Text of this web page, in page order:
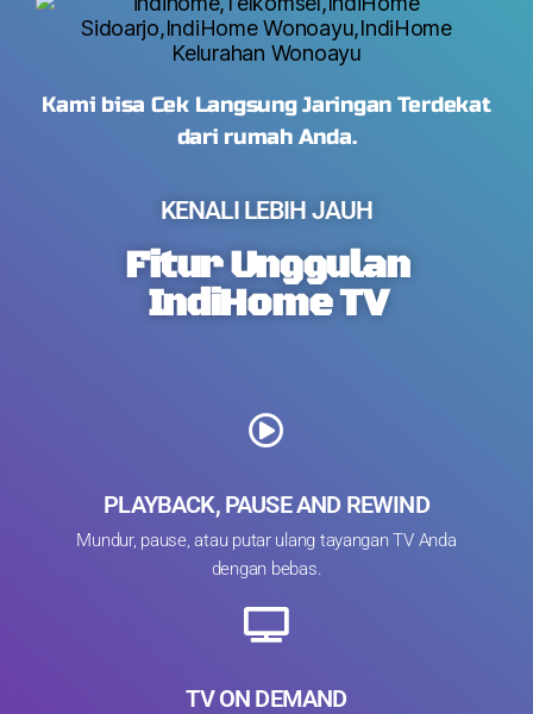
Kami bisa Cek Langsung Jaringan Terdekat
dari rumah Anda.
KENALI LEBIH JAUH
Fitur Unggulan
IndiHome TV
PLAYBACK, PAUSE AND REWIND
Mundur, pause, atau putar ulang tayangan TV Anda
dengan bebas.
TV ON DEMAND